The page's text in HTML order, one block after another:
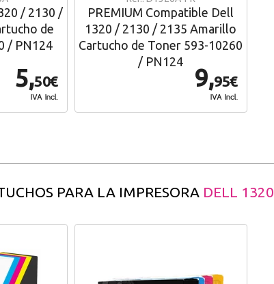
/ 2130 /
de
/ PN124
5,50€
IVA Incl.
PREMIUM Compatible Dell
1320 / 2130 / 2135 Amarillo
Cartucho de Toner 593-10260
/ PN124
9,95€
IVA Incl.
PARA LA IMPRESORA DELL 1320